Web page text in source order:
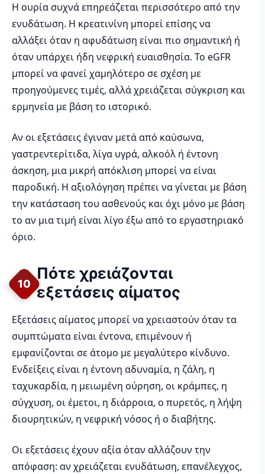
Η ουρία συχνά επηρεάζεται περισσότερο από την
ενυδάτωση. Η κρεατινίνη μπορεί επίσης να
αλλάξει όταν η αφυδάτωση είναι πιο σημαντική ή
όταν υπάρχει ήδη νεφρική ευαισθησία. Το eGFR
μπορεί να φανεί χαμηλότερο σε σχέση με
προηγούμενες τιμές, αλλά χρειάζεται σύγκριση και
ερμηνεία με βάση το ιστορικό.
Αν οι εξετάσεις έγιναν μετά από καύσωνα,
γαστρεντερίτιδα, λίγα υγρά, αλκοόλ ή έντονη
άσκηση, μια μικρή απόκλιση μπορεί να είναι
παροδική. Η αξιολόγηση πρέπει να γίνεται με βάση
την κατάσταση του ασθενούς και όχι μόνο με βάση
το αν μια τιμή είναι λίγο έξω από το εργαστηριακό
όριο.
10
Πότε χρειάζονται
εξετάσεις αίματος
Εξετάσεις αίματος μπορεί να χρειαστούν όταν τα
συμπτώματα είναι έντονα, επιμένουν ή
εμφανίζονται σε άτομο με μεγαλύτερο κίνδυνο.
Ενδείξεις είναι η έντονη αδυναμία, η ζάλη, η
ταχυκαρδία, η μειωμένη ούρηση, οι κράμπες, η
σύγχυση, οι έμετοι, η διάρροια, ο πυρετός, η λήψη
διουρητικών, η νεφρική νόσος ή ο διαβήτης.
Οι εξετάσεις έχουν αξία όταν αλλάζουν την
απόφαση: αν χρειάζεται ενυδάτωση, επανέλεγχος,